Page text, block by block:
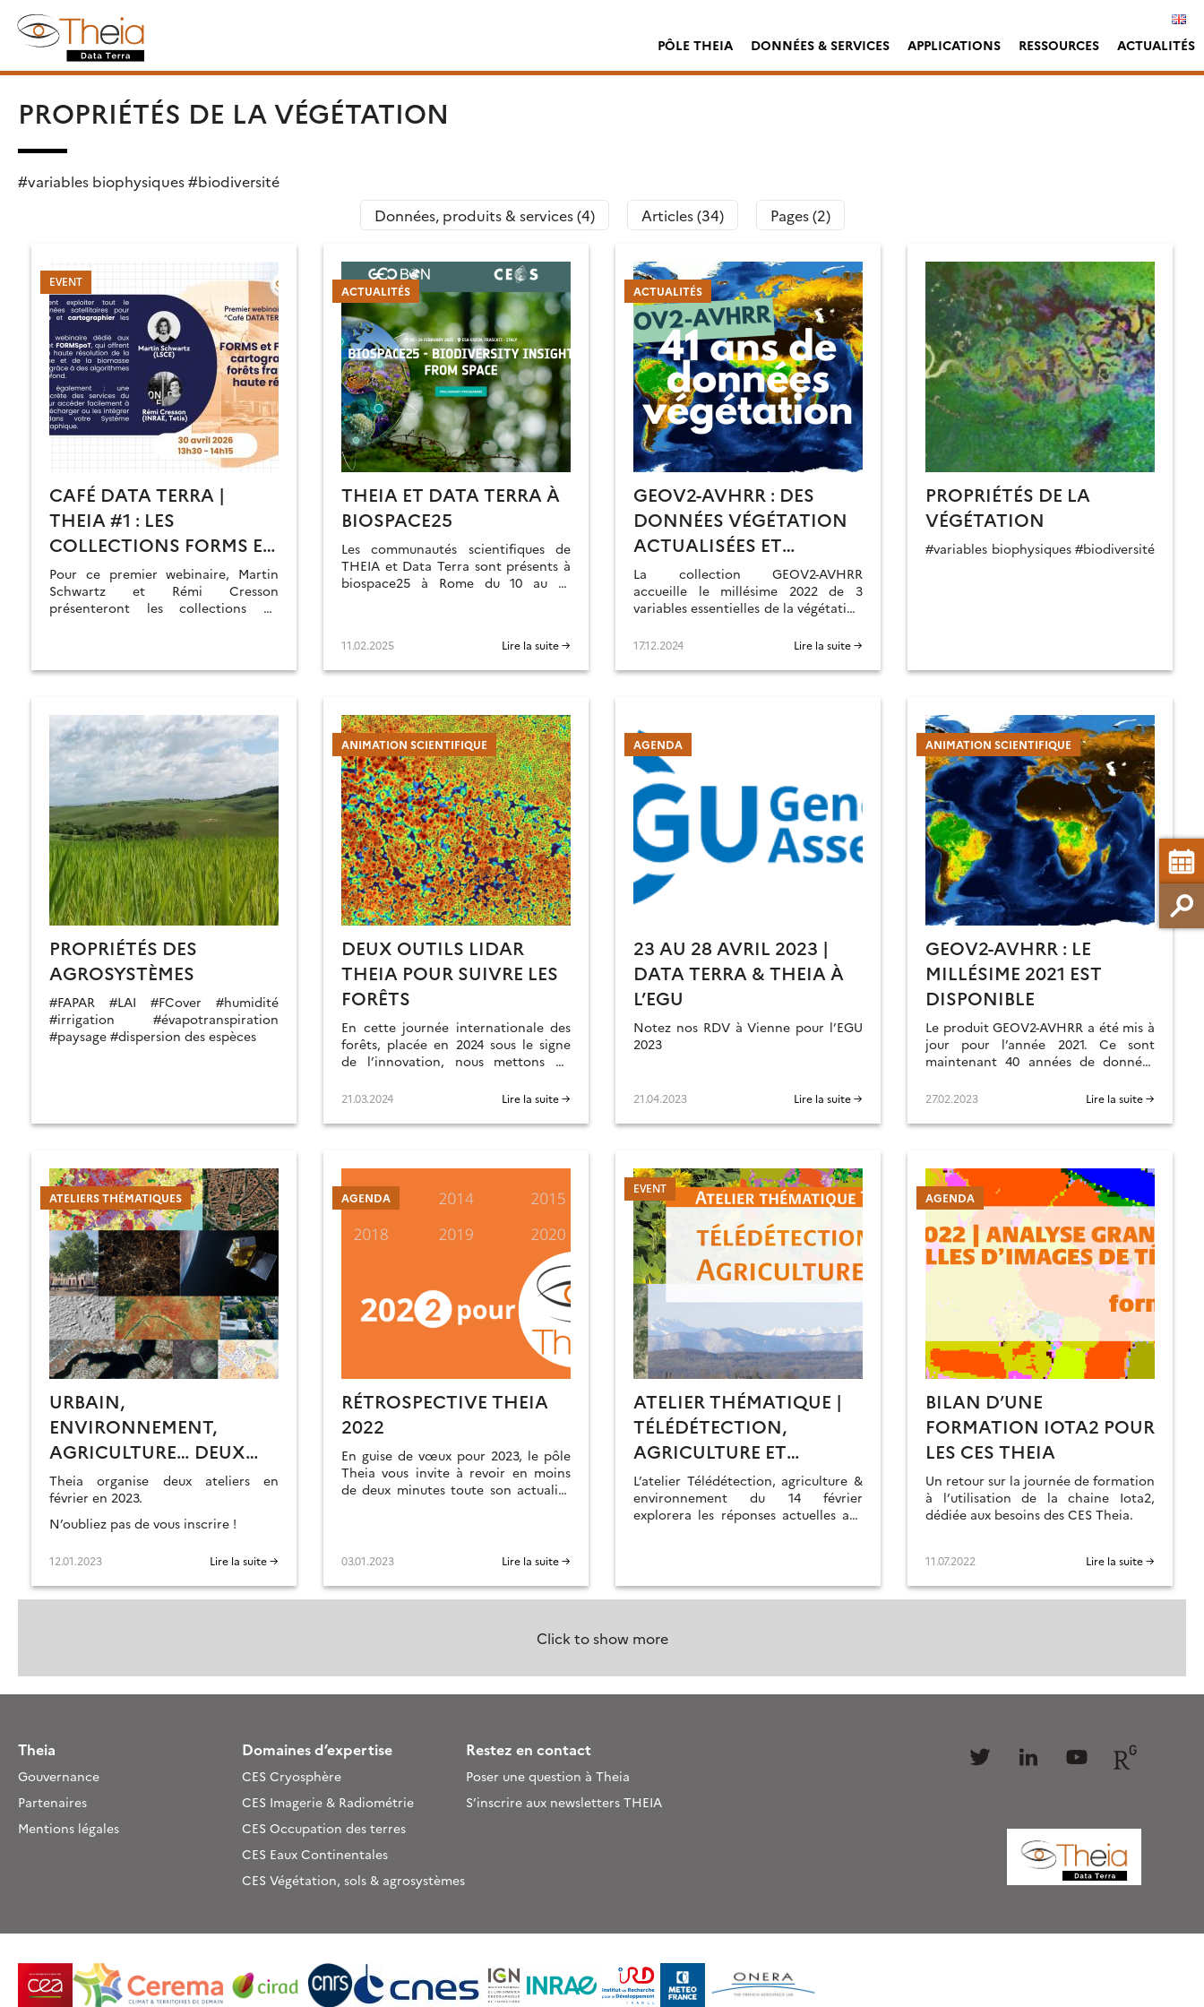
content
PÔLE THEIA DONNÉES & SERVICES APPLICATIONS RESSOURCES ACTUALITÉS
PROPRIÉTÉS DE LA VÉGÉTATION
#variables biophysiques #biodiversité
Données, produits & services (4)
Articles (34) Pages (2)
CAFÉ DATA TERRA |
THEIA #1 : LES
COLLECTIONS FORMS ET
FORMSPOT
Pour ce premier webinaire, Martin
Schwartz et Rémi Cresson
présenteront les collections de
forêts françaises à haute résolution
ACTUALITÉS
THEIA ET DATA TERRA À
BIOSPACE25
Les communautés scientifiques de
THEIA et Data Terra sont présents à
biospace25 à Rome du 10 au 14
11.02.2025 Lire la suite →
ACTUALITÉS
GEOV2-AVHRR : DES
DONNÉES VÉGÉTATION
ACTUALISÉES ET
CONSOLIDÉES
La collection GEOV2-AVHRR
accueille le millésime 2022 de 3
variables essentielles de la végétation
des données a par ailleurs été ajusté.
17.12.2024 Lire la suite →
PROPRIÉTÉS DE LA
VÉGÉTATION
#variables biophysiques #biodiversité
PROPRIÉTÉS DES
AGROSYSTÈMES
#FAPAR #LAI #FCover #humidité
#irrigation #évapotranspiration
#paysage #dispersion des espèces
ANIMATION SCIENTIFIQUE
DEUX OUTILS LIDAR
THEIA POUR SUIVRE LES
FORÊTS
En cette journée internationale des
forêts, placée en 2024 sous le signe
de l’innovation, nous mettons en
des données LiDAR aériennes pour la
21.03.2024 Lire la suite →
AGENDA
23 AU 28 AVRIL 2023 |
DATA TERRA & THEIA À
L’EGU
Notez nos RDV à Vienne pour l’EGU
2023
21.04.2023 Lire la suite →
ANIMATION SCIENTIFIQUE
GEOV2-AVHRR : LE
MILLÉSIME 2021 EST
DISPONIBLE
Le produit GEOV2-AVHRR a été mis à
jour pour l’année 2021. Ce sont
maintenant 40 années de données
l’échelle mondiale qui sont
27.02.2023 Lire la suite →
ATELIERS THÉMATIQUES
URBAIN,
ENVIRONNEMENT,
AGRICULTURE… DEUX
ATELIERS THEIA EN
FÉVRIER 2023
Theia organise deux ateliers en
février en 2023.
N’oubliez pas de vous inscrire !
12.01.2023 Lire la suite →
AGENDA
RÉTROSPECTIVE THEIA
2022
En guise de vœux pour 2023, le pôle
Theia vous invite à revoir en moins
de deux minutes toute son actualité
03.01.2023 Lire la suite →
ATELIER THÉMATIQUE |
TÉLÉDÉTECTION,
AGRICULTURE ET
ENVIRONNEMENT
L’atelier Télédétection, agriculture &
environnement du 14 février
explorera les réponses actuelles aux
AGENDA
BILAN D’UNE
FORMATION IOTA2 POUR
LES CES THEIA
Un retour sur la journée de formation
à l’utilisation de la chaine Iota2,
dédiée aux besoins des CES Theia.
11.07.2022 Lire la suite →
Click to show more
Theia
Gouvernance
Partenaires
Mentions légales
Domaines d’expertise
CES Cryosphère
CES Imagerie & Radiométrie
CES Occupation des terres
CES Eaux Continentales
CES Végétation, sols & agrosystèmes
Restez en contact
Poser une question à Theia
S’inscrire aux newsletters THEIA
Follow Follow